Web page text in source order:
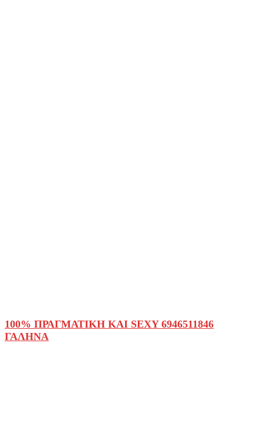
100% ΠΡΑΓΜΑΤΙΚΗ ΚΑΙ SEXY 6946511846
ΓΑΛΗΝΑ